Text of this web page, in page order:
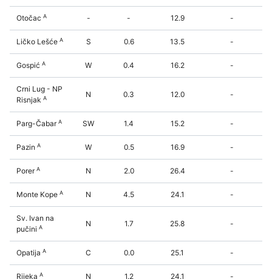
Otočac A - - 12.9 -
Ličko Lešće A S 0.6 13.5 -
Gospić A W 0.4 16.2 -
Crni Lug - NP
Risnjak A N 0.3 12.0 -
Parg-ČabarA SW 1.4 15.2 -
Pazin A W 0.5 16.9 -
PorerA N 2.0 26.4 -
Monte Kope A N 4.5 24.1 -
Sv. Ivan na
pučini A N 1.7 25.8 -
Opatija A C 0.0 25.1 -
Rijeka A N 1.2 24.1 -